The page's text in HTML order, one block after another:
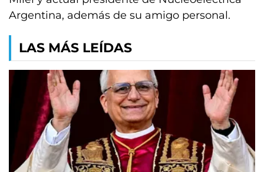
Argentina, además de su amigo personal.
LAS MÁS LEÍDAS